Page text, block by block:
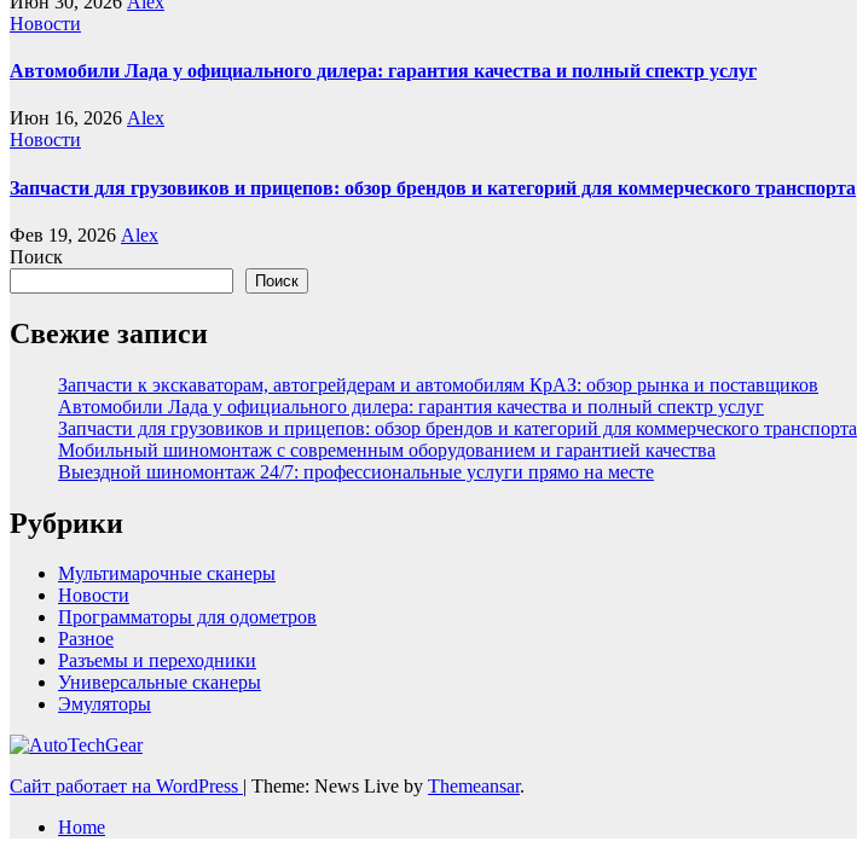
Новости
Автомобили Лада у официального дилера: гарантия качества и полный спектр услуг
Июн 16, 2026 Alex
Новости
Запчасти для грузовиков и прицепов: обзор брендов и категорий для коммерческого транспорта
Фев 19, 2026 Alex
Поиск
Поиск
Свежие записи
Запчасти к экскаваторам, автогрейдерам и автомобилям КрАЗ: обзор рынка и поставщиков
Автомобили Лада у официального дилера: гарантия качества и полный спектр услуг
Запчасти для грузовиков и прицепов: обзор брендов и категорий для коммерческого транспорта
Мобильный шиномонтаж с современным оборудованием и гарантией качества
Выездной шиномонтаж 24/7: профессиональные услуги прямо на месте
Рубрики
Мультимарочные сканеры
Новости
Программаторы для одометров
Разное
Разъемы и переходники
Универсальные сканеры
Эмуляторы
Сайт работает на WordPress | Theme: News Live by Themeansar.
Home